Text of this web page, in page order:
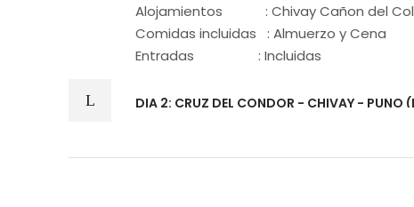
Alojamientos : Chivay Cañon del
Comidas incluidas : Almuerzo y Cena
Entradas : Incluidas​
DIA 2: CRUZ DEL CONDOR - CHIVAY -